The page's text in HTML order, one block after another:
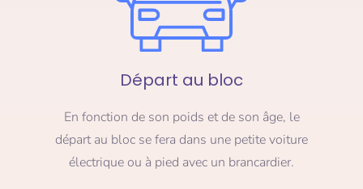
Départ au bloc
En fonction de son poids et de son âge, le
départ au bloc se fera dans une petite voiture
électrique ou à pied avec un brancardier.